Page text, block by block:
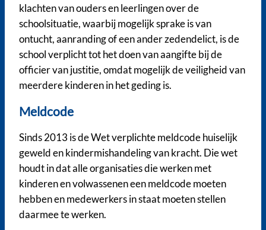
klachten van ouders en leerlingen over de
schoolsituatie, waarbij mogelijk sprake is van
ontucht, aanranding of een ander zedendelict, is de
school verplicht tot het doen van aangifte bij de
officier van justitie, omdat mogelijk de veiligheid van
meerdere kinderen in het geding is.
Meldcode
Sinds 2013 is de Wet verplichte meldcode huiselijk
geweld en kindermishandeling van kracht. Die wet
houdt in dat alle organisaties die werken met
kinderen en volwassenen een meldcode moeten
hebben en medewerkers in staat moeten stellen
daarmee te werken.